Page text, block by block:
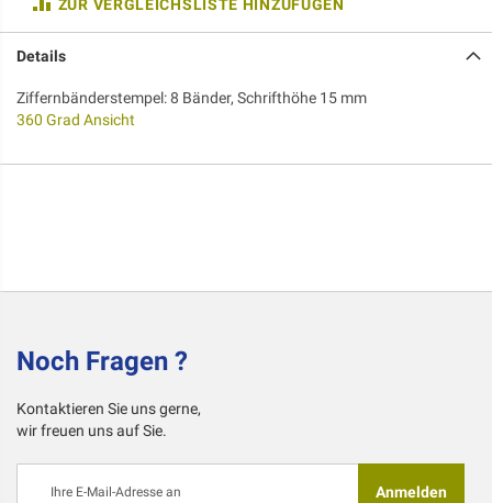
ZUR VERGLEICHSLISTE HINZUFÜGEN
Details
Ziffernbänderstempel: 8 Bänder, Schrifthöhe 15 mm
360 Grad Ansicht
Noch Fragen ?
Kontaktieren Sie uns gerne,
wir freuen uns auf Sie.
Anmelden